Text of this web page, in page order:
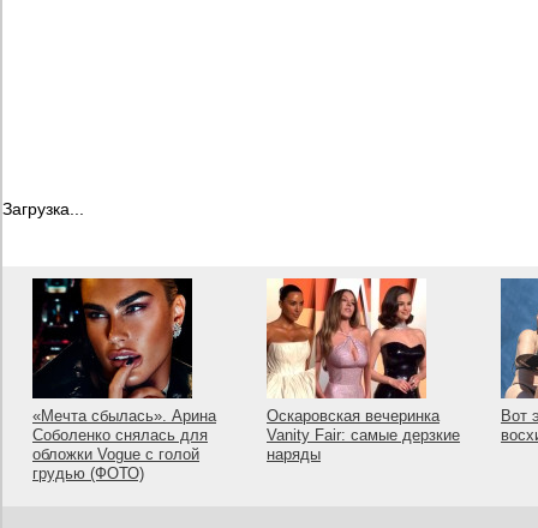
Загрузка...
«Мечта сбылась». Арина
Соболенко снялась для
обложки Vogue с голой
грудью (ФОТО)
Оскаровская вечеринка
Vanity Fair: самые дерзкие
наряды
Вот